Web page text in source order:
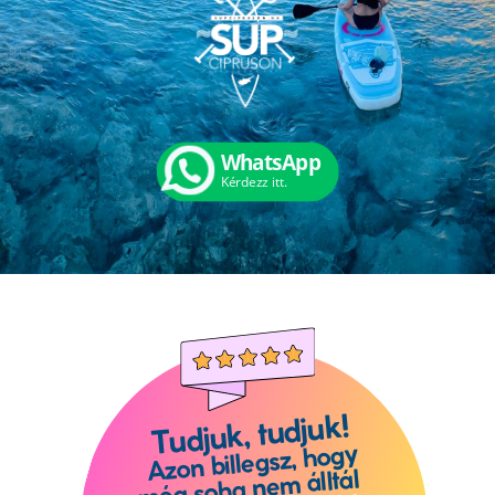
WhatsApp
Kérdezz itt.
Tudjuk, tudjuk!
Azon billegsz, hogy